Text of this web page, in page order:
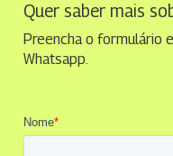
Quer saber mais
Preencha o formulário
Whatsapp.